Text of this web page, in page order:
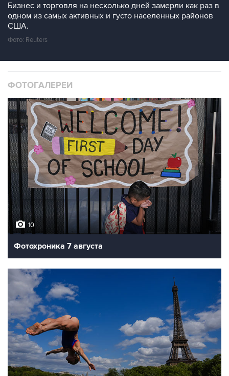
Бизнес и торговля на несколько дней замерли как раз в
одном из самых активных и густо населенных районов
США.
Фото: Reuters
ФОТОГАЛЕРЕИ
10
Фотохроника 7 августа